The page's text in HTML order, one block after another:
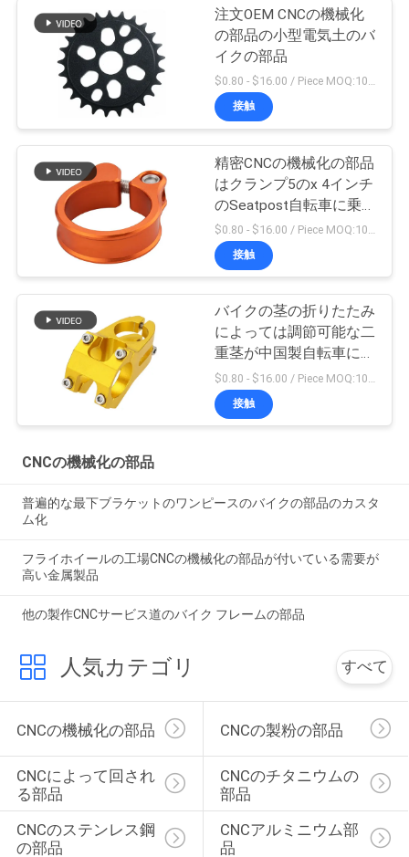
注文OEM CNCの機械化
の部品の小型電気土のバ
イクの部品
$0.80 - $16.00 / Piece MOQ:10部分
接触
精密CNCの機械化の部品
はクランプ5のx 4インチ
のSeatpost自転車に乗
る
$0.80 - $16.00 / Piece MOQ:10部分
接触
バイクの茎の折りたたみ
によっては調節可能な二
重茎が中国製自転車に乗
る
$0.80 - $16.00 / Piece MOQ:10部分
接触
CNCの機械化の部品
普遍的な最下ブラケットのワンピースのバイクの部品のカスタ
ム化
フライホイールの工場CNCの機械化の部品が付いている需要が
高い金属製品
他の製作CNCサービス道のバイク フレームの部品
人気カテゴリ すべて
CNCの機械化の部品 CNCの製粉の部品
CNCによって回され
る部品
CNCのチタニウムの
部品
CNCのステンレス鋼
の部品
CNCアルミニウム部
品